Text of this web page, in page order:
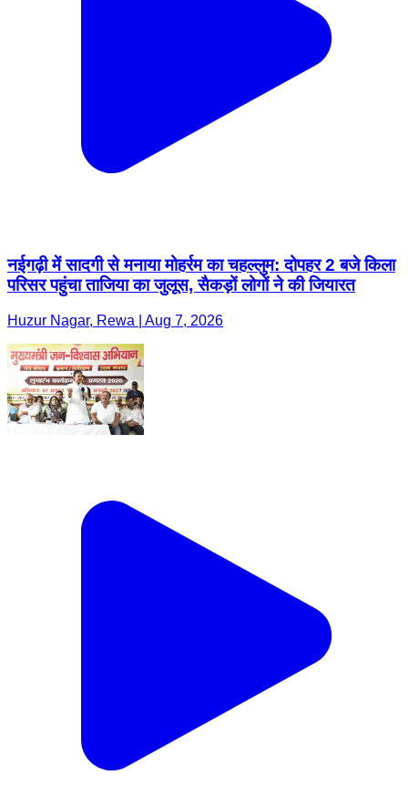
नईगढ़ी में सादगी से मनाया मोहर्रम का चहल्लुम: दोपहर 2 बजे किला
परिसर पहुंचा ताजिया का जुलूस, सैकड़ों लोगों ने की जियारत
Huzur Nagar, Rewa | Aug 7, 2026